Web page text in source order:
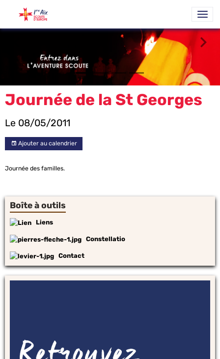
Journée de la St Georges
Le 08/05/2011
Ajouter au calendrier
Journée des familles.
Boîte à outils
Liens
Constellatio
Contact